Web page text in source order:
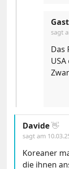
Gast
sagt
Das
Davide👋
sagt am
Koreaner
die ihnen